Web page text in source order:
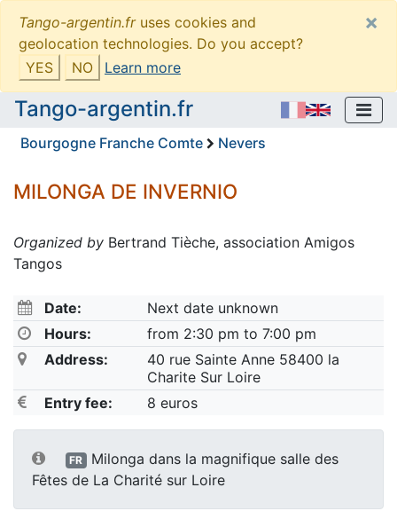
Tango-argentin.fruses cookies and
geolocation technologies. Do you accept?
YES
NO Learn more
×
Tango-argentin.fr
Bourgogne Franche Comte Nevers
MILONGA DE INVERNIO
Organized by Bertrand Tièche, association Amigos
Tangos
Date:
Next date unknown
Hours:
from 2:30 pm to 7:00 pm
Address:
40 rue Sainte Anne 58400 la
Charite Sur Loire
Entry fee:
8 euros
FR
Milonga dans la magnifique salle des
Fêtes de La Charité sur Loire